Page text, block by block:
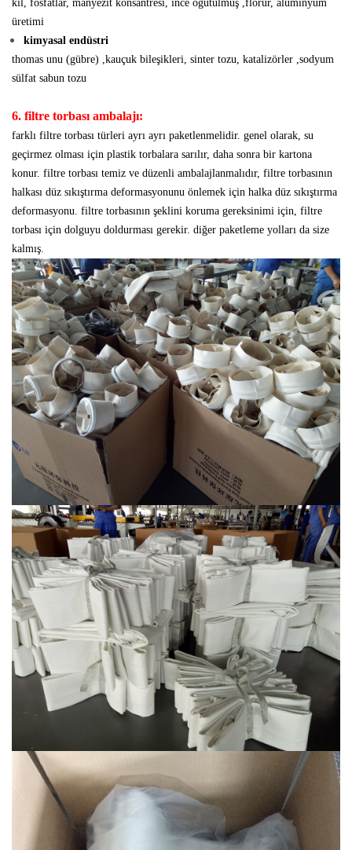
kil, fosfatlar, manyezit konsantresi, ince öğütülmüş ,florür, alüminyum
üretimi
kimyasal endüstri
thomas unu (gübre) ,kauçuk bileşikleri, sinter tozu, katalizörler ,sodyum
sülfat sabun tozu
6. filtre torbası ambalajı:
farklı filtre torbası türleri ayrı ayrı paketlenmelidir. genel olarak, su
geçirmez olması için plastik torbalara sarılır, daha sonra bir kartona
konur. filtre torbası temiz ve düzenli ambalajlanmalıdır, filtre torbasının
halkası düz sıkıştırma deformasyonunu önlemek için halka düz sıkıştırma
deformasyonu. filtre torbasının şeklini koruma gereksinimi için, filtre
torbası için dolguyu doldurması gerekir. diğer paketleme yolları da size
kalmış.